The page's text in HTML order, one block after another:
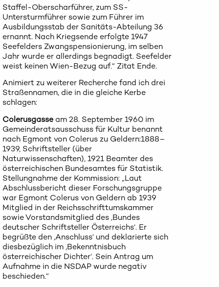
Staffel-Oberscharführer, zum SS-
Untersturmführer sowie zum Führer im
Ausbildungsstab der Sanitäts-Abteilung 36
ernannt. Nach Kriegsende erfolgte 1947
Seefelders Zwangspensionierung, im selben
Jahr wurde er allerdings begnadigt. Seefelder
weist keinen Wien-Bezug auf.“ Zitat Ende.
Animiert zu weiterer Recherche fand ich drei
Straßennamen, die in die gleiche Kerbe
schlagen:
Colerusgasse am 28. September 1960 im
Gemeinderatsausschuss für Kultur benannt
nach Egmont von Colerus zu Geldern:1888–
1939, Schriftsteller (über
Naturwissenschaften), 1921 Beamter des
österreichischen Bundesamtes für Statistik.
Stellungnahme der Kommission: „Laut
Abschlussbericht dieser Forschungsgruppe
war Egmont Colerus von Geldern ab 1939
Mitglied in der Reichsschrifttumskammer
sowie Vorstandsmitglied des ‚Bundes
deutscher Schriftsteller Österreichs‘. Er
begrüßte den ‚Anschluss‘ und deklarierte sich
diesbezüglich im ‚Bekenntnisbuch
österreichischer Dichter‘. Sein Antrag um
Aufnahme in die NSDAP wurde negativ
beschieden.“